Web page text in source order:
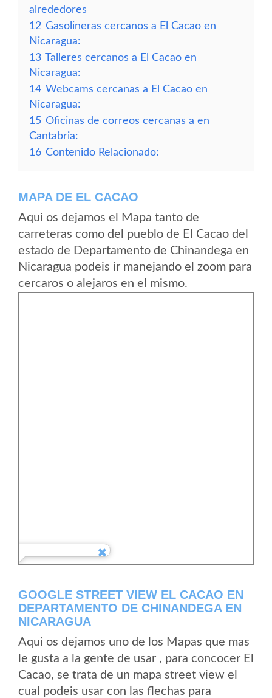
alrededores
12 Gasolineras cercanos a El Cacao en
Nicaragua:
13 Talleres cercanos a El Cacao en
Nicaragua:
14 Webcams cercanas a El Cacao en
Nicaragua:
15 Oficinas de correos cercanas a en
Cantabria:
16 Contenido Relacionado:
MAPA DE EL CACAO
Aqui os dejamos el Mapa tanto de
carreteras como del pueblo de El Cacao del
estado de Departamento de Chinandega en
Nicaragua podeis ir manejando el zoom para
cercaros o alejaros en el mismo.
GOOGLE STREET VIEW EL CACAO EN
DEPARTAMENTO DE CHINANDEGA EN
NICARAGUA
Aqui os dejamos uno de los Mapas que mas
le gusta a la gente de usar , para concocer El
Cacao, se trata de un mapa street view el
cual podeis usar con las flechas para